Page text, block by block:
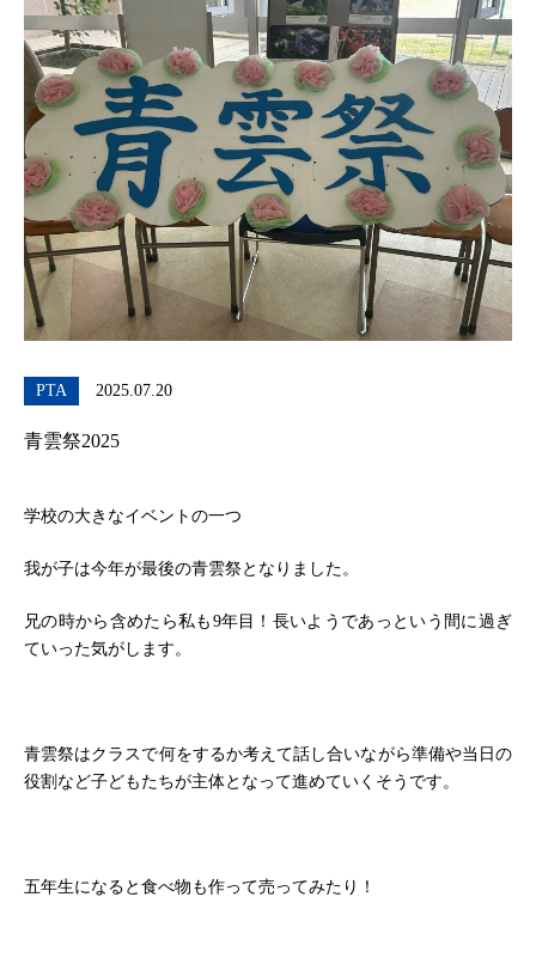
PTA 2025.07.20
青雲祭2025
学校の大きなイベントの一つ
我が子は今年が最後の青雲祭となりました。
兄の時から含めたら私も9年目！長いようであっという間に過ぎ
ていった気がします。
青雲祭はクラスで何をするか考えて話し合いながら準備や当日の
役割など子どもたちが主体となって進めていくそうです。
五年生になると食べ物も作って売ってみたり！